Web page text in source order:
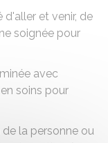
et venir, de
soignée pour
avec
soins pour
la personne ou